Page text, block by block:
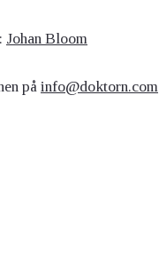
Johan Bloom
på info@doktorn.com